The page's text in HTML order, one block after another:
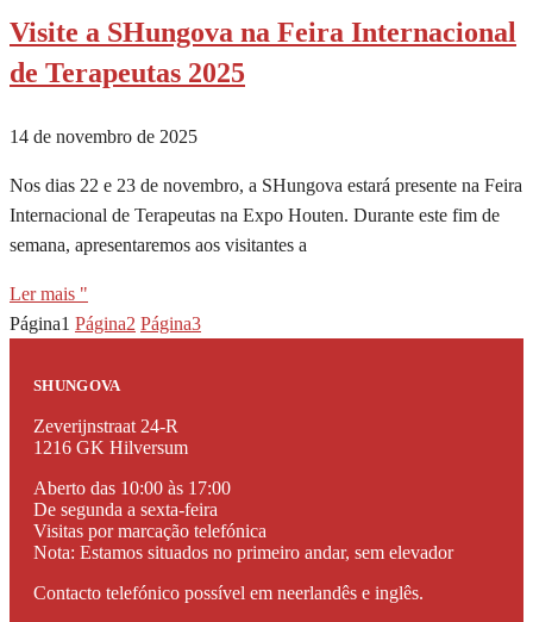
Visite a SHungova na Feira Internacional
de Terapeutas 2025
14 de novembro de 2025
Nos dias 22 e 23 de novembro, a SHungova estará presente na Feira
Internacional de Terapeutas na Expo Houten. Durante este fim de
semana, apresentaremos aos visitantes a
Ler mais "
Página1 Página2 Página3
SHUNGOVA
Zeverijnstraat 24-R
1216 GK Hilversum
Aberto das 10:00 às 17:00
De segunda a sexta-feira
Visitas por marcação telefónica
Nota: Estamos situados no primeiro andar, sem elevador
Contacto telefónico possível em neerlandês e inglês.